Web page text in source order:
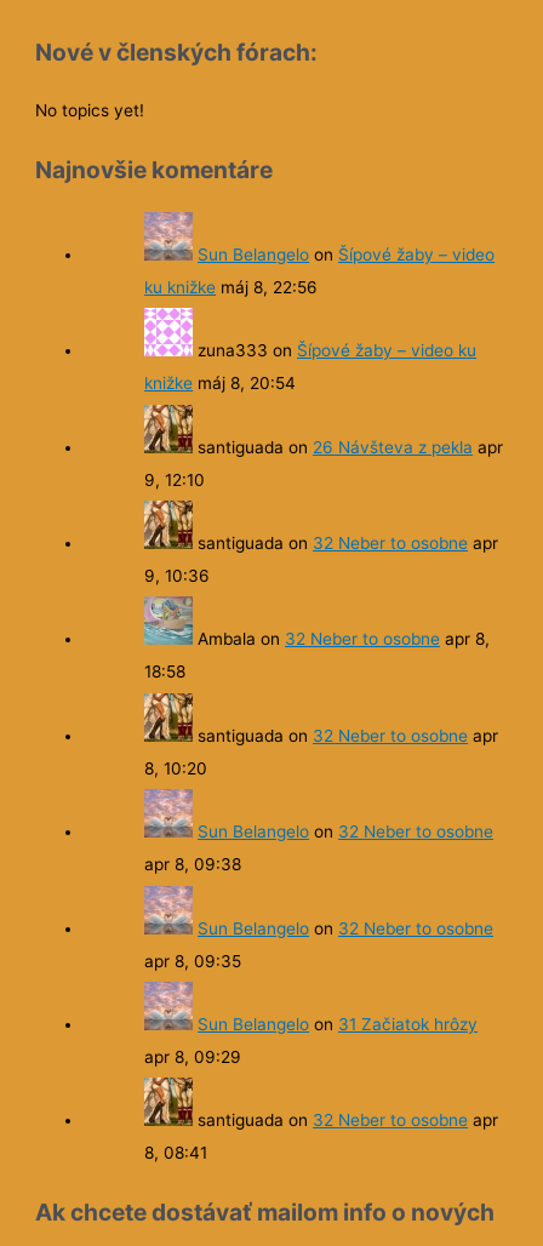
Nové v členských fórach:
No topics yet!
Najnovšie komentáre
Sun Belangelo on Šípové žaby – video
ku knižke máj 8, 22:56
zuna333 on Šípové žaby – video ku
knižke máj 8, 20:54
santiguada on 26 Návšteva z pekla apr
9, 12:10
santiguada on 32 Neber to osobne apr
9, 10:36
Ambala on 32 Neber to osobne apr 8,
18:58
santiguada on 32 Neber to osobne apr
8, 10:20
Sun Belangelo on 32 Neber to osobne
apr 8, 09:38
Sun Belangelo on 32 Neber to osobne
apr 8, 09:35
Sun Belangelo on 31 Začiatok hrôzy
apr 8, 09:29
santiguada on 32 Neber to osobne apr
8, 08:41
Ak chcete dostávať mailom info o nových